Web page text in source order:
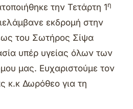
την Τετάρτη 1η
εκδρομή στην
του Σωτήρος Σίψα
υπέρ υγείας όλων των
μας. Ευχαριστούμε τον
κ.κ Δωρόθεο για τη